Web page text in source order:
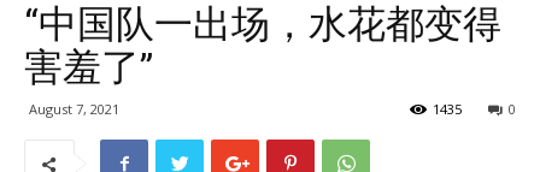
“中国队一出场，水花都变得
害羞了”
August 7, 2021 0
1435